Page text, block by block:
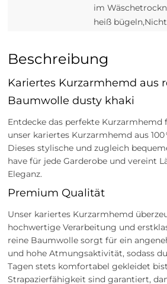
im
heiß
Beschreibung
Kariertes Kurzarmhemd aus
Baumwolle dusty khaki
Entdecke das perfekte Kurzarmhemd
unser kariertes Kurzarmhemd aus
Dieses stylische und zugleich
have für jede Garderobe und vereint
Eleganz.
Premium Qualität
Unser kariertes Kurzarmhemd
hochwertige Verarbeitung und
reine Baumwolle sorgt für ein
und hohe Atmungsaktivität, sodass
Tagen stets komfortabel gekleidet
Strapazierfähigkeit sind garantiert,